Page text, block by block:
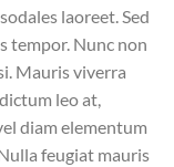
laoreet. Sed
tempor. Nunc non
Mauris viverra
leo at,
diam elementum
feugiat mauris